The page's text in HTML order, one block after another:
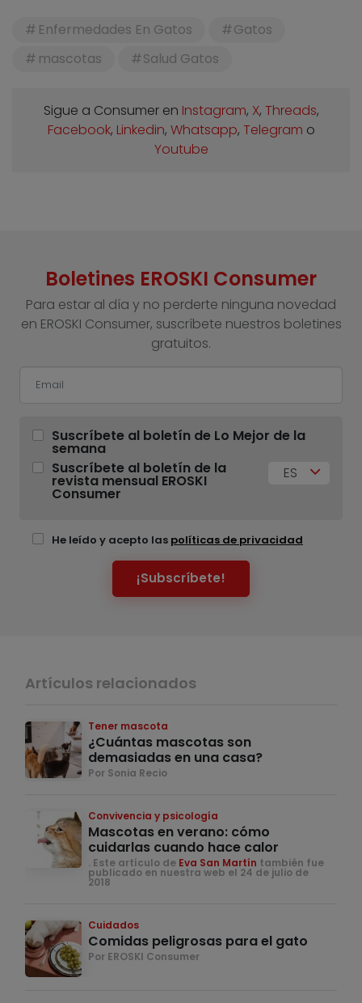
Enfermedades En Gatos
Gatos
mascotas
Salud Gatos
Sigue a Consumer en Instagram, X, Threads,
Facebook, Linkedin, Whatsapp, Telegram o
Youtube
Boletines EROSKI Consumer
Para estar al día y no perderte ninguna novedad
en EROSKI Consumer, suscríbete nuestros boletines
gratuitos.
Suscríbete al boletín de Lo Mejor de la
semana
Suscríbete al boletín de la
revista mensual EROSKI
Consumer
ES
He leído y acepto las políticas de privacidad
¡Subscríbete!
Artículos relacionados
Tener mascota
¿Cuántas mascotas son
demasiadas en una casa?
Por Sonia Recio
Convivencia y psicología
Mascotas en verano: cómo
cuidarlas cuando hace calor
. Este artículo de Eva San Martín también fue
publicado en nuestra web el 24 de julio de
2018
Cuidados
Comidas peligrosas para el gato
Por EROSKI Consumer